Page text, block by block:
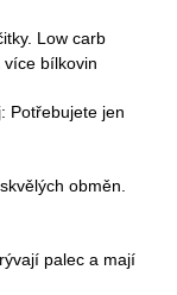
Low carb
více bílkovin
Potřebujete jen
obměn.
palec a mají